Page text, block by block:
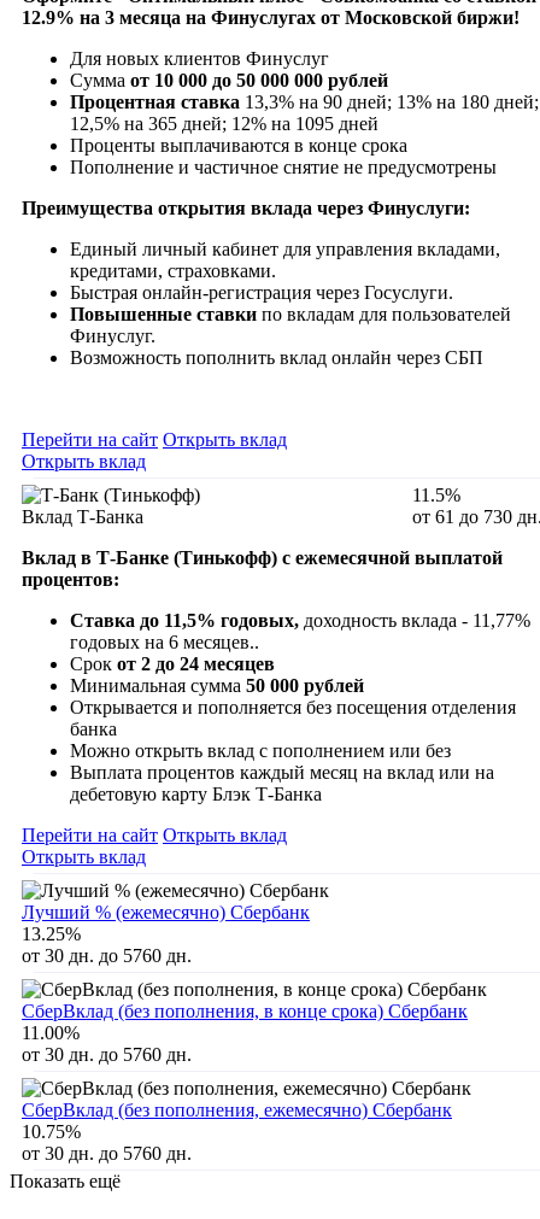
12.9% на 3 месяца на Финуслугах от Московской биржи!
Для новых клиентов Финуслуг
Сумма от 10 000 до 50 000 000 рублей
Процентная ставка 13,3% на 90 дней; 13% на 180 дней;
12,5% на 365 дней; 12% на 1095 дней
Проценты выплачиваются в конце срока
Пополнение и частичное снятие не предусмотрены
Преимущества открытия вклада через Финуслуги:
Единый личный кабинет для управления вкладами,
кредитами, страховками.
Быстрая онлайн-регистрация через Госуслуги.
Повышенные ставки по вкладам для пользователей
Финуслуг.
Возможность пополнить вклад онлайн через СБП
Перейти на сайт Открыть вклад
Открыть вклад
Вклад Т-Банка
11.5%
от 61 до 730
Вклад в Т-Банке (Тинькофф) с ежемесячной выплатой
процентов:
Ставка до 11,5% годовых, доходность вклада - 11,77%
годовых на 6 месяцев..
Срок от 2 до 24 месяцев
Минимальная сумма 50 000 рублей
Открывается и пополняется без посещения отделения
банка
Можно открыть вклад с пополнением или без
Выплата процентов каждый месяц на вклад или на
дебетовую карту Блэк Т-Банка
Перейти на сайт Открыть вклад
Открыть вклад
Лучший % (ежемесячно) Сбербанк
13.25%
от 30 дн. до 5760 дн.
СберВклад (без пополнения, в конце срока) Сбербанк
11.00%
от 30 дн. до 5760 дн.
СберВклад (без пополнения, ежемесячно) Сбербанк
10.75%
от 30 дн. до 5760 дн.
Показать ещё